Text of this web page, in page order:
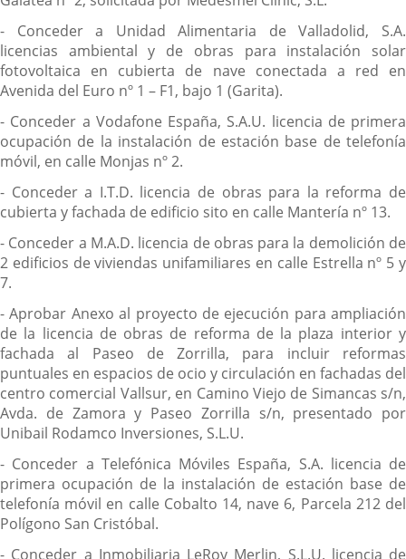
- Conceder a Unidad Alimentaria de Valladolid, S.A.
licencias ambiental y de obras para instalación solar
fotovoltaica en cubierta de nave conectada a red en
Avenida del Euro nº 1 – F1, bajo 1 (Garita).
- Conceder a Vodafone España, S.A.U. licencia de primera
ocupación de la instalación de estación base de telefonía
móvil, en calle Monjas nº 2.
- Conceder a I.T.D. licencia de obras para la reforma de
cubierta y fachada de edificio sito en calle Mantería nº 13.
- Conceder a M.A.D. licencia de obras para la demolición de
2 edificios de viviendas unifamiliares en calle Estrella nº 5 y
7.
- Aprobar Anexo al proyecto de ejecución para ampliación
de la licencia de obras de reforma de la plaza interior y
fachada al Paseo de Zorrilla, para incluir reformas
puntuales en espacios de ocio y circulación en fachadas del
centro comercial Vallsur, en Camino Viejo de Simancas s/n,
Avda. de Zamora y Paseo Zorrilla s/n, presentado por
Unibail Rodamco Inversiones, S.L.U.
- Conceder a Telefónica Móviles España, S.A. licencia de
primera ocupación de la instalación de estación base de
telefonía móvil en calle Cobalto 14, nave 6, Parcela 212 del
Polígono San Cristóbal.
- Conceder a Inmobiliaria LeRoy Merlin, S.L.U. licencia de